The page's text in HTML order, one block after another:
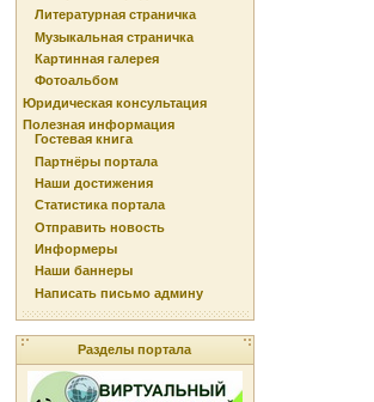
Литературная страничка
Музыкальная страничка
Картинная галерея
Фотоальбом
Юридическая консультация
Полезная информация
Гостевая книга
Партнёры портала
Наши достижения
Статистика портала
Отправить новость
Информеры
Наши баннеры
Написать письмо админу
Разделы портала